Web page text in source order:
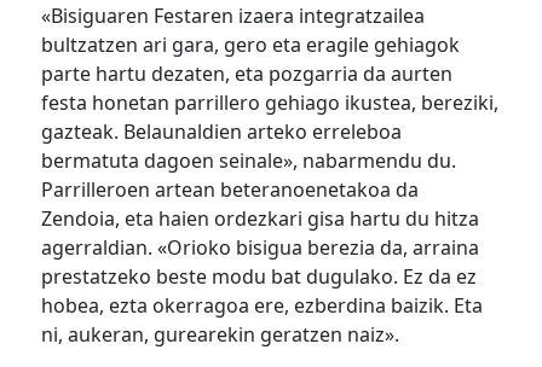
«Bisiguaren Festaren izaera integratzailea
bultzatzen ari gara, gero eta eragile gehiagok
parte hartu dezaten, eta pozgarria da aurten
festa honetan parrillero gehiago ikustea, bereziki,
gazteak. Belaunaldien arteko erreleboa
bermatuta dagoen seinale», nabarmendu du.
Parrilleroen artean beteranoenetakoa da
Zendoia, eta haien ordezkari gisa hartu du hitza
agerraldian. «Orioko bisigua berezia da, arraina
prestatzeko beste modu bat dugulako. Ez da ez
hobea, ezta okerragoa ere, ezberdina baizik. Eta
ni, aukeran, gurearekin geratzen naiz».